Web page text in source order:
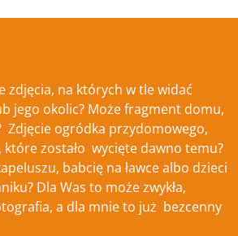
zdjęcia, na których w tle widać
jego okolic? Może fragment domu,
Zdjęcie ogródka przydomowego,
które zostało wycięte dawno temu?
babcię na ławce albo dzieci
Dla Was to może zwykła,
a dla mnie to już bezcenny